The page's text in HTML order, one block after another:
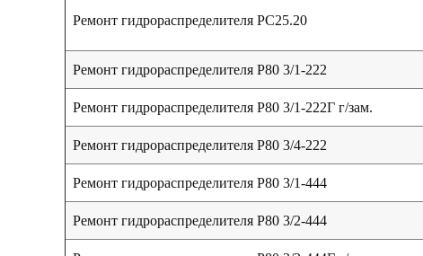
Ремонт гидрораспределителя РС25.20
Ремонт гидрораспределителя Р80 3/1-222
Ремонт гидрораспределителя Р80 3/1-222Г г/зам.
Ремонт гидрораспределителя Р80 3/4-222
Ремонт гидрораспределителя Р80 3/1-444
Ремонт гидрораспределителя Р80 3/2-444